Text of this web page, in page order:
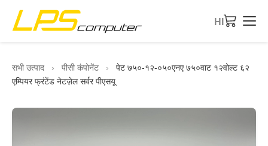
HI
सभी उत्पाद › पीसी कंपोनेंट ›
पेट ७५०-१२-०५०एनए ७५०वाट १२वोल्ट ६२
एम्पियर फ्रंटेंड नेटज़ेल सर्वर पीएसयू